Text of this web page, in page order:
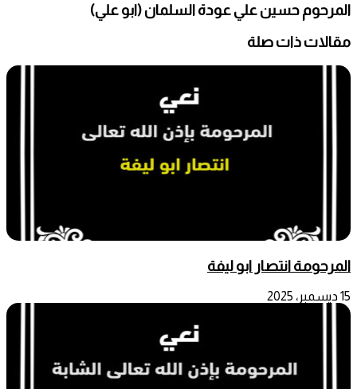
المرحوم حسين علي عودة السلمان (ابو علي)
مقالات ذات صلة
المرحومة انتصار ابو ليفة
15 ديسمبر، 2025